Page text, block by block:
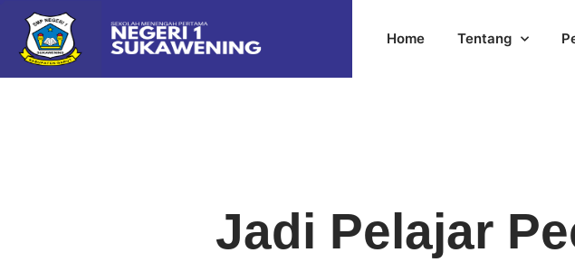
Home Tentang
Jadi Pelajar